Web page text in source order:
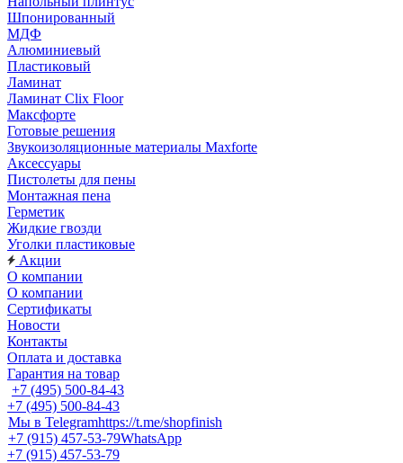
Шпонированный
МДФ
Алюминиевый
Пластиковый
Ламинат
Ламинат Clix Floor
Максфорте
Готовые решения
Звукоизоляционные материалы Maxforte
Аксессуары
Пистолеты для пены
Монтажная пена
Герметик
Жидкие гвозди
Уголки пластиковые
Акции
О компании
О компании
Сертификаты
Новости
Контакты
Оплата и доставка
Гарантия на товар
+7 (495) 500-84-43
+7 (495) 500-84-43
Мы в Telegramhttps://t.me/shopfinish
+7 (915) 457-53-79WhatsApp
+7 (915) 457-53-79